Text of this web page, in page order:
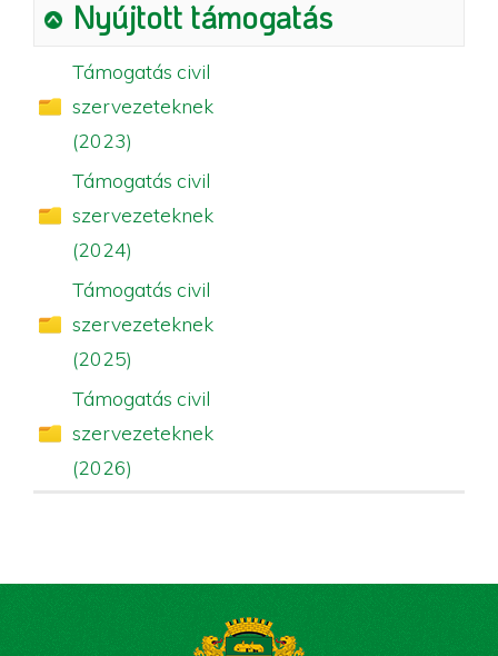
Nyújtott támogatás
Támogatás civil
szervezeteknek
(2023)
Támogatás civil
szervezeteknek
(2024)
Támogatás civil
szervezeteknek
(2025)
Támogatás civil
szervezeteknek
(2026)